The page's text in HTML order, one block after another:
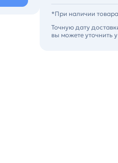
*При наличии
Точную дату
вы можете уточнить